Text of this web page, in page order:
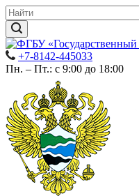
+7-8142-445033
Пн. – Пт.: с 9:00 до 18:00